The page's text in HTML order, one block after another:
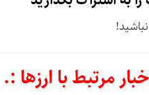
مرتبط با ارزها :.